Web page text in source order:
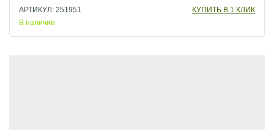
АРТИКУЛ: 251951
КУПИТЬ В 1 КЛИК
В наличии